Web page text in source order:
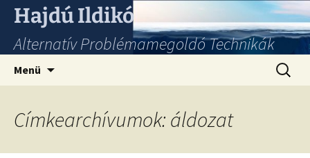
Hajdú Ildikó
Alternatív Problémamegoldó Technikák
Menü
Címkearchívumok: áldozat